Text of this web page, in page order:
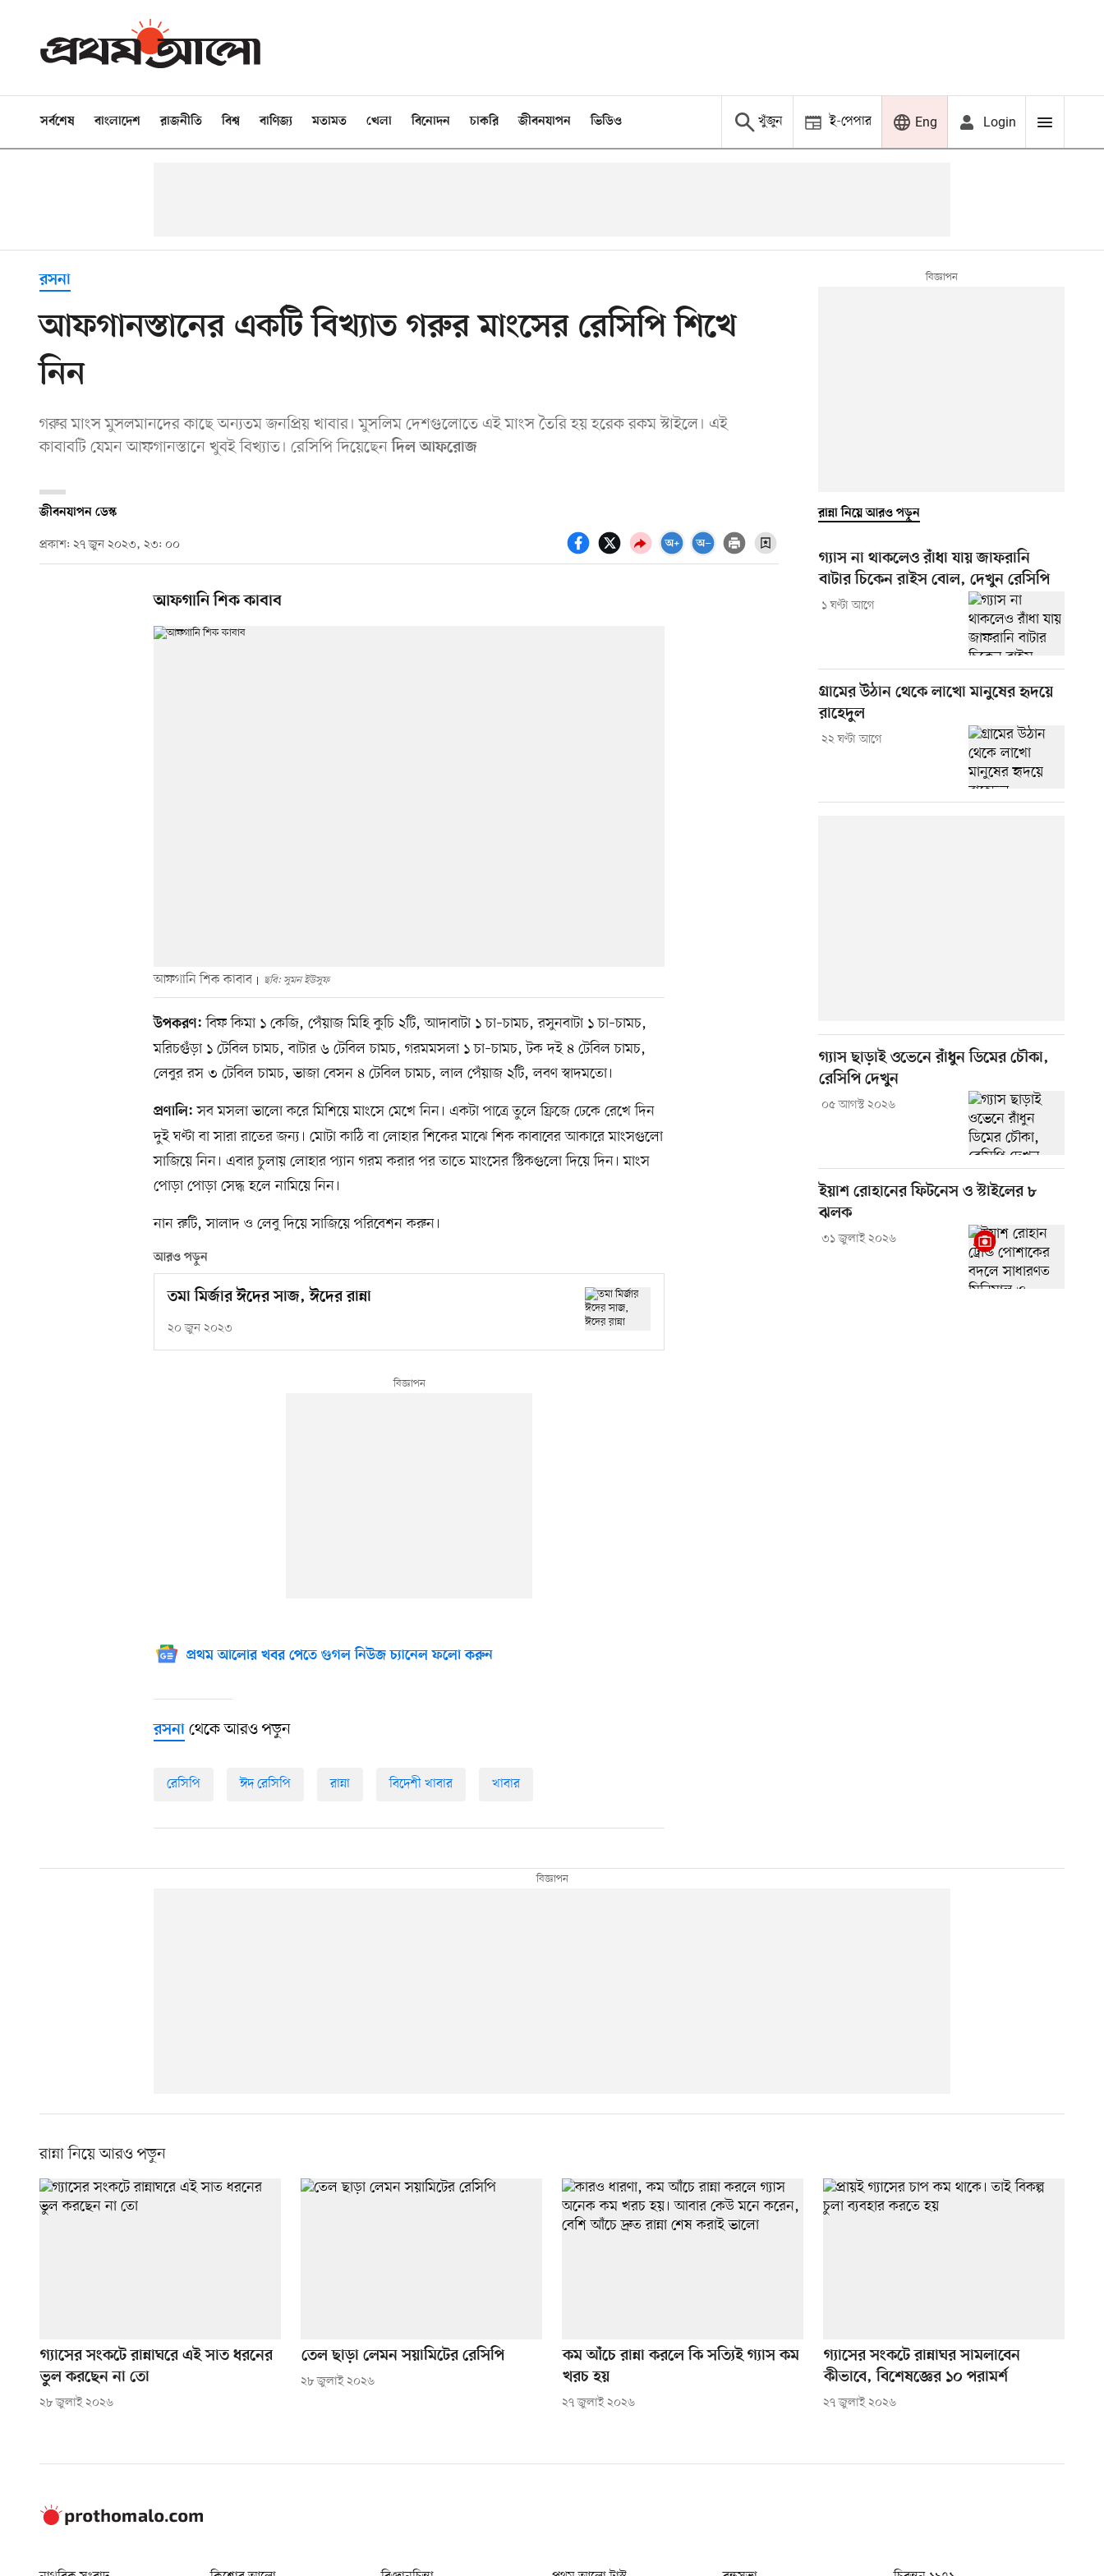
সর্বশেষ বাংলাদেশ রাজনীতি বিশ্ব বাণিজ্য মতামত খেলা বিনোদন চাকরি জীবনযাপন ভিডিও খুঁজুন ই-পেপার Eng Login
রসনা
আফগানস্তানের একটি বিখ্যাত গরুর মাংসের রেসিপি শিখে
নিন
গরুর মাংস মুসলমানদের কাছে অন্যতম জনপ্রিয় খাবার। মুসলিম দেশগুলোতে এই মাংস তৈরি হয় হরেক রকম স্টাইলে। এই
কাবাবটি যেমন আফগানস্তানে খুবই বিখ্যাত। রেসিপি দিয়েছেনদিল আফরোজ
জীবনযাপন ডেস্ক
প্রকাশ: ২৭ জুন ২০২৩, ২৩: ০০
আফগানি শিক কাবাব
আফগানি শিক কাবাব ছবি: সুমন ইউসুফ
উপকরণ: বিফ কিমা ১ কেজি, পেঁয়াজ মিহি কুচি ২টি, আদাবাটা ১ চা–চামচ, রসুনবাটা ১ চা–চামচ,
মরিচগুঁড়া ১ টেবিল চামচ, বাটার ৬ টেবিল চামচ, গরমমসলা ১ চা–চামচ, টক দই ৪ টেবিল চামচ,
লেবুর রস ৩ টেবিল চামচ, ভাজা বেসন ৪ টেবিল চামচ, লাল পেঁয়াজ ২টি, লবণ স্বাদমতো।
প্রণালি: সব মসলা ভালো করে মিশিয়ে মাংসে মেখে নিন। একটা পাত্রে তুলে ফ্রিজে ঢেকে রেখে দিন
দুই ঘণ্টা বা সারা রাতের জন্য। মোটা কাঠি বা লোহার শিকের মাঝে শিক কাবাবের আকারে মাংসগুলো
সাজিয়ে নিন। এবার চুলায় লোহার প্যান গরম করার পর তাতে মাংসের স্টিকগুলো দিয়ে দিন। মাংস
পোড়া পোড়া সেদ্ধ হলে নামিয়ে নিন।
নান রুটি, সালাদ ও লেবু দিয়ে সাজিয়ে পরিবেশন করুন।
আরও পড়ুন
তমা মির্জার ঈদের সাজ, ঈদের রান্না
২০ জুন ২০২৩
প্রথম আলোর খবর পেতে গুগল নিউজ চ্যানেল ফলো করুন
রসনা থেকে আরও পড়ুন
রেসিপি ঈদ রেসিপি রান্না বিদেশী খাবার খাবার
রান্না নিয়ে আরও পড়ুন
গ্যাস না থাকলেও রাঁধা যায় জাফরানি
বাটার চিকেন রাইস বোল, দেখুন রেসিপি
১ ঘণ্টা আগে
গ্রামের উঠান থেকে লাখো মানুষের হৃদয়ে
রাহেদুল
২২ ঘণ্টা আগে
গ্যাস ছাড়াই ওভেনে রাঁধুন ডিমের চৌকা,
রেসিপি দেখুন
০৫ আগস্ট ২০২৬
ইয়াশ রোহানের ফিটনেস ও স্টাইলের ৮
ঝলক
৩১ জুলাই ২০২৬
রান্না নিয়ে আরও পড়ুন
গ্যাসের সংকটে রান্নাঘরে এই সাত ধরনের
ভুল করছেন না তো
২৮ জুলাই ২০২৬
তেল ছাড়া লেমন সয়ামিটের রেসিপি
২৮ জুলাই ২০২৬
কম আঁচে রান্না করলে কি সত্যিই গ্যাস কম
খরচ হয়
২৭ জুলাই ২০২৬
গ্যাসের সংকটে রান্নাঘর সামলাবেন
কীভাবে, বিশেষজ্ঞের ১০ পরামর্শ
২৭ জুলাই ২০২৬